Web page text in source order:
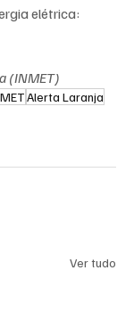
elétrica:
(INMET)
Alerta Laranja
Ver tudo